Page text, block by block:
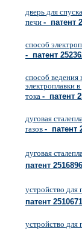
дверь для
печи - патент
способ
- патент
способ ведения
электроплавки
тока - патент
дуговая
газов - патент
дуговая
патент 2516896
устройство для
патент 2510671
устройство для